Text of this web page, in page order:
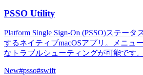
PSSO Utility
Platform Single Sign-On (PSSO)ステータ
するネイティブmacOSアプリ。メニュ
なトラブルシューティングが可能です。
New#psso#swift